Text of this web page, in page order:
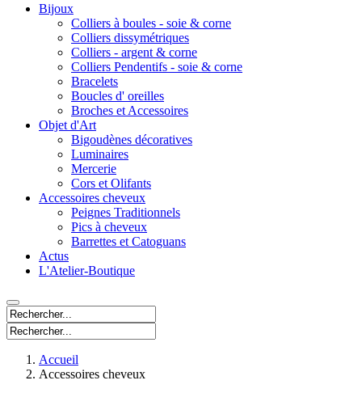
Bijoux
Colliers à boules - soie & corne
Colliers dissymétriques
Colliers - argent & corne
Colliers Pendentifs - soie & corne
Bracelets
Boucles d' oreilles
Broches et Accessoires
Objet d'Art
Bigoudènes décoratives
Luminaires
Mercerie
Cors et Olifants
Accessoires cheveux
Peignes Traditionnels
Pics à cheveux
Barrettes et Catoguans
Actus
L'Atelier-Boutique
Accueil
Accessoires cheveux